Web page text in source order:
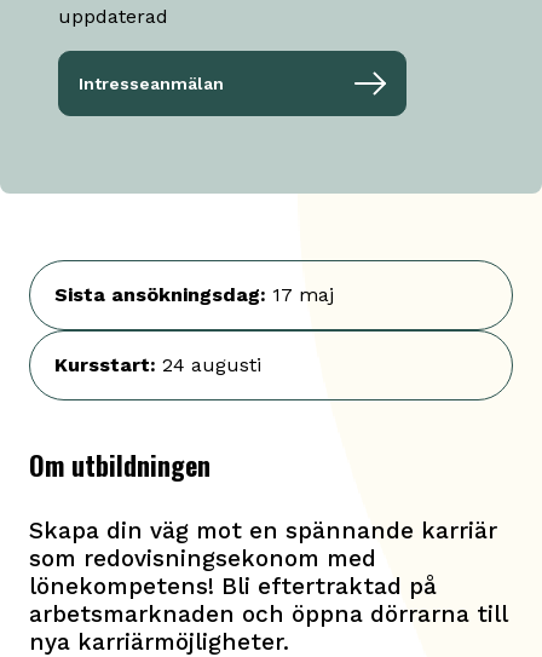
uppdaterad
Intresseanmälan
Sista ansökningsdag: 17 maj
Kursstart: 24 augusti
Om utbildningen
Skapa din väg mot en spännande karriär
som redovisningsekonom med
lönekompetens! Bli eftertraktad på
arbetsmarknaden och öppna dörrarna till
nya karriärmöjligheter.